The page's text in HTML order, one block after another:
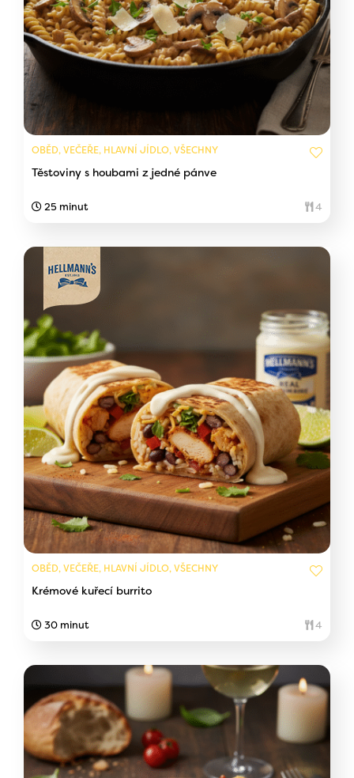
OBĚD, VEČEŘE, HLAVNÍ JÍDLO, VŠECHNY
Těstoviny s houbami z jedné pánve
25 minut 4
OBĚD, VEČEŘE, HLAVNÍ JÍDLO, VŠECHNY
Krémové kuřecí burrito
30 minut 4